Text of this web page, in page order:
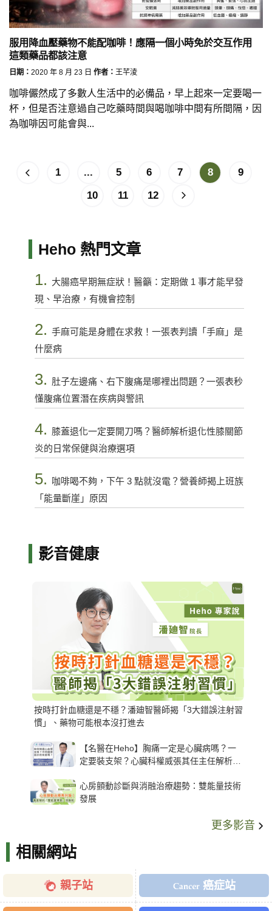
服用降血壓藥物不能配咖啡！應隔一個小時免於交互作用
這類藥品都該注意
日期： 2020 年 8 月 23 日 作者： 王芊淩
咖啡儼然成了多數人生活中的必備品，早上起來一定要喝一
杯，但是否注意過自己吃藥時間與喝咖啡中間有所間隔，因
為咖啡因可能會與...
1 ... 5 6 7 8
9
10
11 12
Heho 熱門文章
1. 大腸癌早期無症狀！醫籲：定期做 1 事才能早發
現、早治療，有機會控制
2. 手麻可能是身體在求救！一張表判讀「手麻」是
什麼病
3. 肚子左邊痛、右下腹痛是哪裡出問題？一張表秒
懂腹痛位置潛在疾病與警訊
4. 膝蓋退化一定要開刀嗎？醫師解析退化性膝關節
炎的日常保健與治療選項
5.
咖啡喝不夠，下午 3 點就沒電？營養師揭上班族
「能量斷崖」原因
影音健康
按時打針血糖還是不穩？潘廸智醫師揭「3大錯誤注射習
慣」、藥物可能根本沒打進去
【名醫在Heho】胸痛一定是心臟病嗎？一
定要裝支架？心臟科權威張其任主任解析支
心房顫動診斷與消融治療趨勢：雙能量技術
發展
更多影音
相關網站
親子站 癌症站